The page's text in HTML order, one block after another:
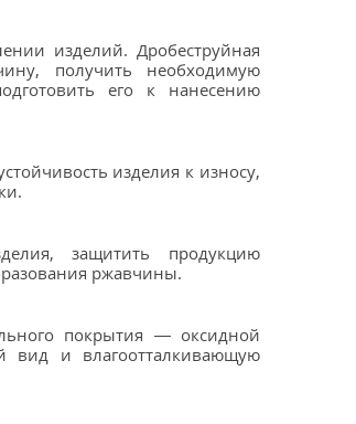
изделий. Дробеструйная
получить необходимую
его к нанесению
изделия к износу,
защитить продукцию
ржавчины.
покрытия — оксидной
вид и влагоотталкивающую